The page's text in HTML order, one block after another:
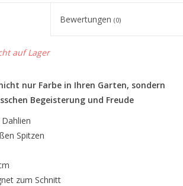
Bewertungen (0)
auf Lager
nur Farbe in Ihren Garten, sondern
Begeisterung und Freude
Spitzen
zum Schnitt